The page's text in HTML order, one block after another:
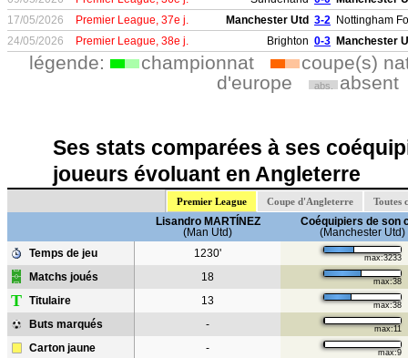
17/05/2026
Premier League, 37e j. Manchester Utd 3-2 Nottingham
24/05/2026
Premier League, 38e j. Brighton 0-3 Manchester
légende: championnat
coupe(s)
d'europe
abs. absent
Ses stats comparées à ses
joueurs évoluant en Angleterre
Premier League Coupe d'Angleterre Toutes
Lisandro MARTÍNEZ
(Man Utd)
Coéquipiers de son
(Manchester Utd)
Temps de jeu
1230' max:3233
Matchs joués 18 max:38
T Titulaire 13 max:38
Buts marqués - max:11
Carton jaune - max:9